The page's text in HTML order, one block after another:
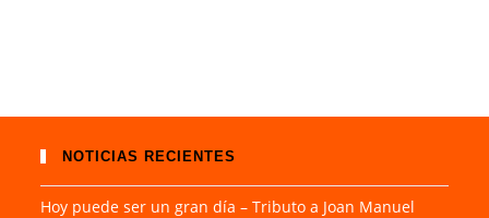
NOTICIAS RECIENTES
Hoy puede ser un gran día – Tributo a Joan Manuel